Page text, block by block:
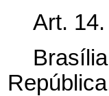
Art.